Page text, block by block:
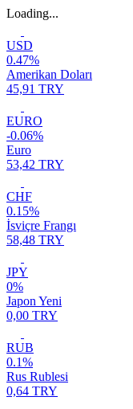
Loading...
USD
0.47%
Amerikan Doları
45,91 TRY
EURO
-0.06%
Euro
53,42 TRY
CHF
0.15%
İsviçre Frangı
58,48 TRY
JPY
0%
Japon Yeni
0,00 TRY
RUB
0.1%
Rus Rublesi
0,64 TRY